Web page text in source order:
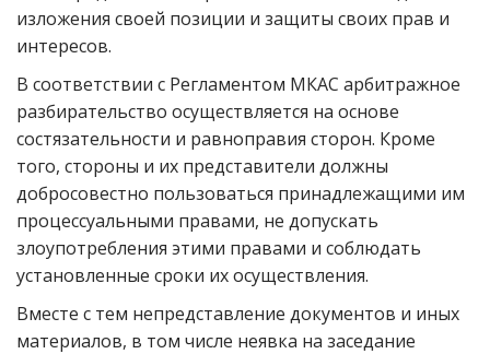
изложения своей позиции и защиты своих прав и
интересов.
В соответствии с Регламентом МКАС арбитражное
разбирательство осуществляется на основе
состязательности и равноправия сторон. Кроме
того, стороны и их представители должны
добросовестно пользоваться принадлежащими им
процессуальными правами, не допускать
злоупотребления этими правами и соблюдать
установленные сроки их осуществления.
Вместе с тем непредставление документов и иных
материалов, в том числе неявка на заседание